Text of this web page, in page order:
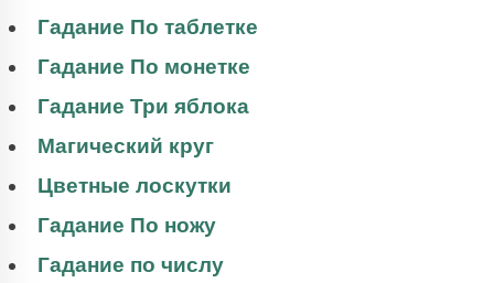
Гадание По таблетке
Гадание По монетке
Гадание Три яблока
Магический круг
Цветные лоскутки
Гадание По ножу
Гадание по числу